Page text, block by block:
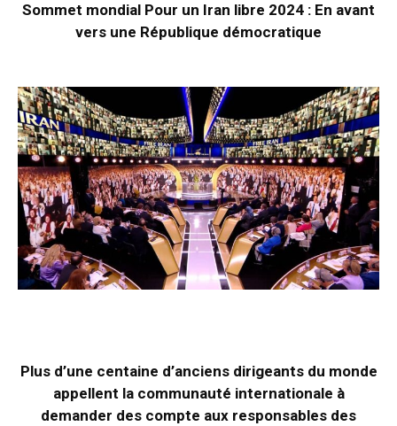
Sommet mondial Pour un Iran libre 2024 : En avant
vers une République démocratique
Plus d’une centaine d’anciens dirigeants du monde
appellent la communauté internationale à
demander des compte aux responsables des